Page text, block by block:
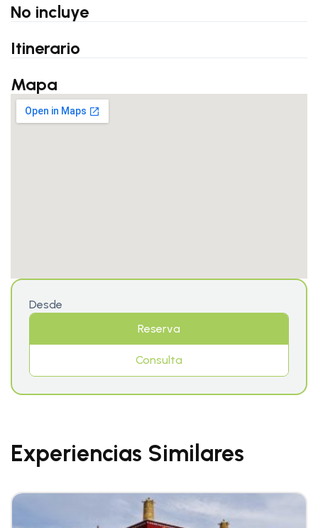
No incluye
Itinerario
Mapa
Desde
Reserva
Consulta
Experiencias Similares